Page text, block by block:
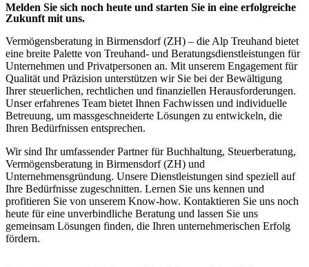
Melden Sie sich noch heute und starten Sie in eine erfolgreiche
Zukunft mit uns.
Vermögensberatung in Birmensdorf (ZH) – die Alp Treuhand bietet
eine breite Palette von Treuhand- und Beratungsdienstleistungen für
Unternehmen und Privatpersonen an. Mit unserem Engagement für
Qualität und Präzision unterstützen wir Sie bei der Bewältigung
Ihrer steuerlichen, rechtlichen und finanziellen Herausforderungen.
Unser erfahrenes Team bietet Ihnen Fachwissen und individuelle
Betreuung, um massgeschneiderte Lösungen zu entwickeln, die
Ihren Bedürfnissen entsprechen.
Wir sind Ihr umfassender Partner für Buchhaltung, Steuerberatung,
Vermögensberatung in Birmensdorf (ZH) und
Unternehmensgründung. Unsere Dienstleistungen sind speziell auf
Ihre Bedürfnisse zugeschnitten. Lernen Sie uns kennen und
profitieren Sie von unserem Know-how. Kontaktieren Sie uns noch
heute für eine unverbindliche Beratung und lassen Sie uns
gemeinsam Lösungen finden, die Ihren unternehmerischen Erfolg
fördern.